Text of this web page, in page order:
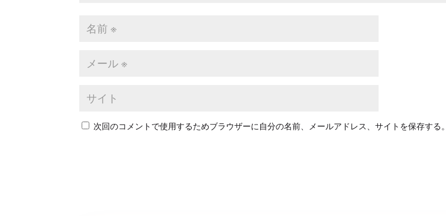
次回のコメントで使用するためブラウザーに自分の名前、メールアドレス、サイトを保存する。